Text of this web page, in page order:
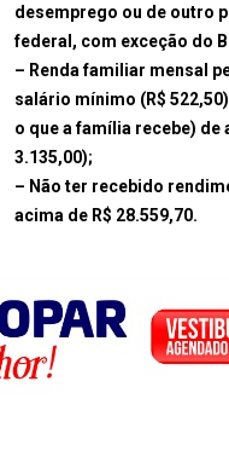
desemprego ou de outro
federal, com exceção do
– Renda familiar mensal
salário mínimo (R$
o que a família recebe)
3.135,00);
– Não ter recebido
acima de R$ 28.559,70.